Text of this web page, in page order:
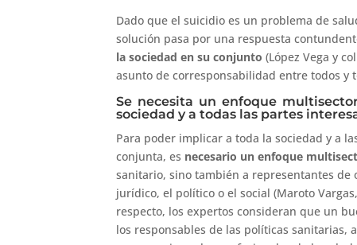
Dado que el suicidio es un problema de
solución pasa por una respuesta
la sociedad en su conjunto (López Vega y
asunto de corresponsabilidad entre todos y
Se necesita un enfoque
sociedad y a todas las partes
Para poder implicar a toda la sociedad y a
conjunta, es necesario un enfoque
sanitario, sino también a representantes de
jurídico, el político o el social (Maroto Vargas,
respecto, los expertos consideran que un
los responsables de las políticas sanitarias,